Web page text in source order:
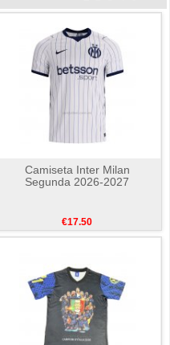
Camiseta Inter Milan
Segunda 2026-2027
€17.50